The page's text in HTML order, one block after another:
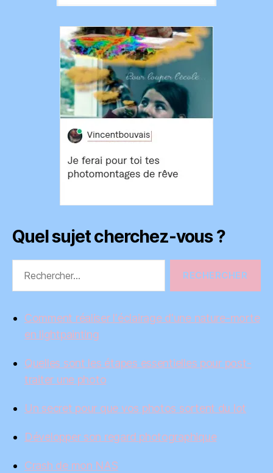
Quel sujet cherchez-vous ?
Comment réaliser l'éclairage d'une nature-morte
en lightpainting
Quelles sont les étapes essentielles pour post-
traiter une photo
Un secret pour que vos photos sortent du lot
Développer son regard photographique
Crash de mon NAS